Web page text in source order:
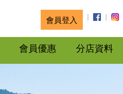
會員登入
會員優惠 分店資料